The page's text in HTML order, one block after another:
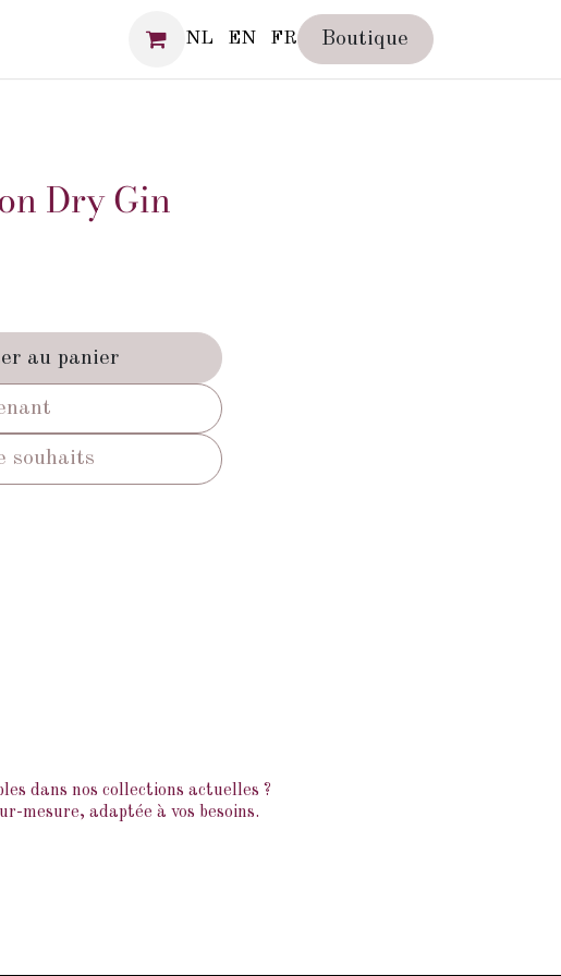
NL EN FR Boutique
Dry Gin
au panier
souhaits
dans nos collections actuelles ?
mesure, adaptée à vos besoins.